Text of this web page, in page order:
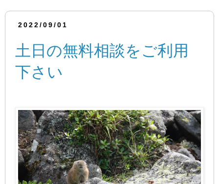
2022/09/01
土日の無料相談をご利用
下さい